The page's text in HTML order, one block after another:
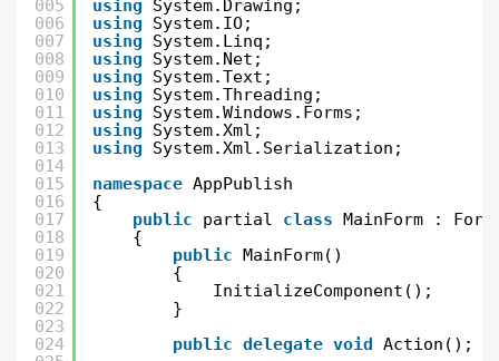
005
006
007
008
009
010
011
012
013
014
015
016
017
018
019
020
021
022
023
024
using
System.Drawing;
using
System.IO;
using
System.Linq;
using
System.Net;
using
System.Text;
using
System.Threading;
using
System.Windows.Forms;
using
System.Xml;
using
System.Xml.Serialization;
namespace AppPublish
{
public
partial class MainForm : Form
{
public MainForm()
{
InitializeComponent();
}
public delegate void Action();